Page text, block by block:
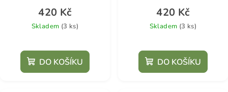
420 Kč
Skladem (3 ks)
DO KOŠÍKU
420 Kč
Skladem (3 ks)
DO KOŠÍKU